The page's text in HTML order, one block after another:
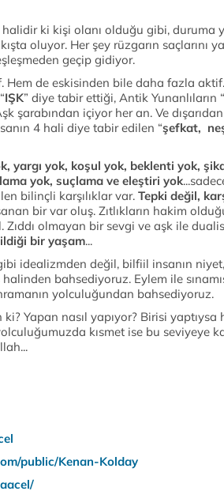
halidir ki kişi olanı olduğu gibi, duruma
oluyor. Her şey rüzgarın saçlarını
geçip gidiyor.
de eskisinden bile daha fazla
IŞK” diye tabir ettiği, Antik Yunanlıların “
şarabından içiyor her an. Ve
4 hali diye tabir edilen “şefkat,
yargı yok, koşul yok, beklenti yok,
yok, suçlama ve eleştiri yok
bilinçli karşılıklar var. Tepki değil,
bir var oluş. Zıtlıkların hakim
olmayan bir sevgi ve aşk ile
bir yaşam...
idealizmden değil, bilfiil insanın
bahsediyoruz. Eylem ile
yolculuğundan bahsediyoruz.
Yapan nasıl yapıyor? Birisi
kısmet ise bu seviyeye
public/Kenan-Kolday